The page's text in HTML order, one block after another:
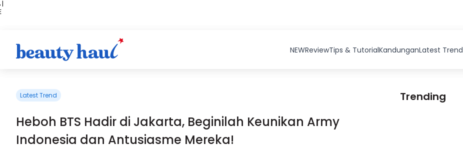
|
NEWReviewTips & TutorialKandunganLatest Trend
Latest Trend
Heboh BTS Hadir di Jakarta, Beginilah Keunikan Army
Indonesia dan Antusiasme Mereka!
Trending